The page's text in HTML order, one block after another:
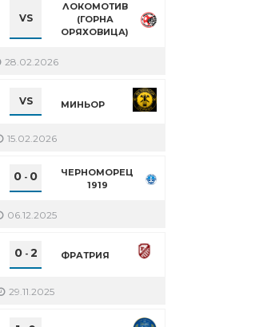
VS
ЛОКОМОТИВ
(ГОРНА
ОРЯХОВИЦА)
28.02.2026
VS МИНЬОР
15.02.2026
0 - 0
ЧЕРНОМОРЕЦ
1919
06.12.2025
0- 2 ФРАТРИЯ
29.11.2025